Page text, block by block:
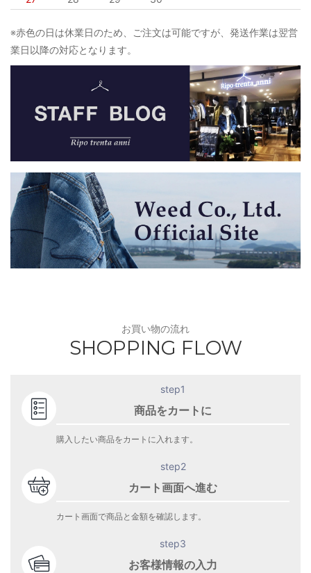
※赤色の日は休業日のため、ご注文は可能ですが、発送作業は翌営
業日以降の対応となります。
お買い物の流れ
SHOPPING FLOW
step1
商品をカートに
購入したい商品をカートに入れます。
step2
カート画面へ進む
カート画面で商品と金額を確認します。
step3
お客様情報の入力